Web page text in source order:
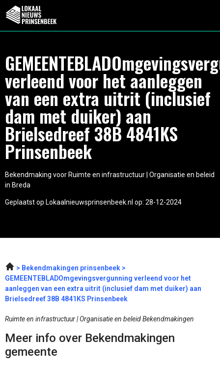
verleend voor het aanleggen
van een extra uitrit (inclusief
dam met duiker) aan
Brielsedreef 38B 4841KS
Prinsenbeek
Bekendmaking voor Ruimte en infrastructuur | Organisatie en beleid
in Breda
Geplaatst op Lokaalnieuwsprinsenbeek.nl op: 28-12-2024
Bekendmakingen prinsenbeek
GEMEENTEBLADOmgevingsvergunning verleend voor het
aanleggen van een extra uitrit (inclusief dam met duiker) aan
Brielsedreef 38B 4841KS Prinsenbeek
Ruimte en infrastructuur | Organisatie en beleid Bekendmakingen
Meer info over Bekendmakingen
gemeente